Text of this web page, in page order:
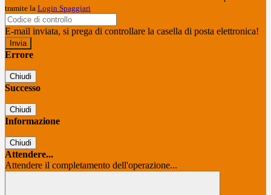
tramite la Login Spaggiari
E-mail inviata, si prega di controllare la casella di posta elettronica!
Errore
Chiudi
Successo
Chiudi
Informazione
Chiudi
Attendere...
Attendere il completamento dell'operazione...